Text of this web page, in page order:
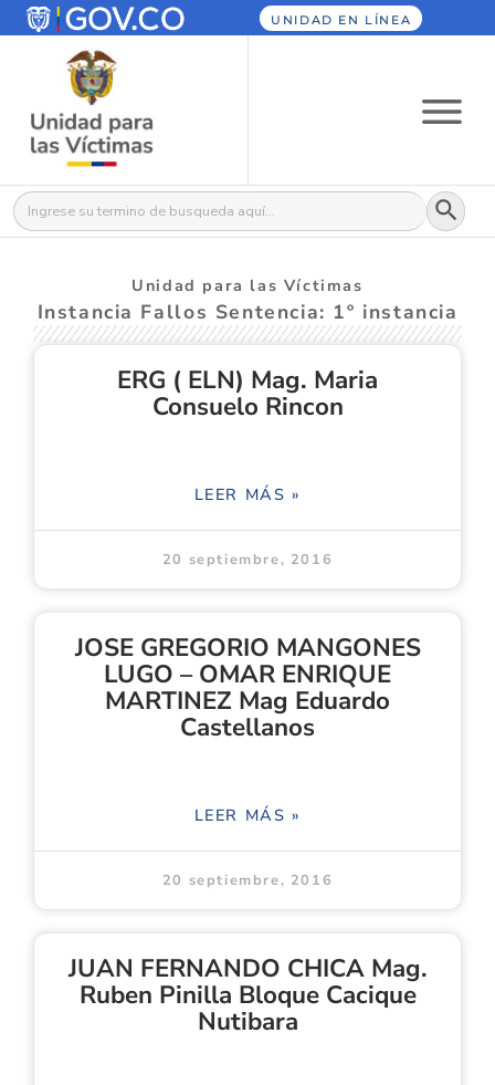
UNIDAD EN LÍNEA
Buscar: Botón
Unidad para las Víctimas
Instancia Fallos Sentencia: 1º instancia
ERG ( ELN) Mag. Maria
Consuelo Rincon
LEER MÁS »
20 septiembre, 2016
JOSE GREGORIO MANGONES
LUGO – OMAR ENRIQUE
MARTINEZ Mag Eduardo
Castellanos
LEER MÁS »
20 septiembre, 2016
JUAN FERNANDO CHICA Mag.
Ruben Pinilla Bloque Cacique
Nutibara